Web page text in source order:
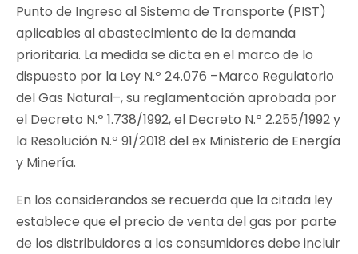
Punto de Ingreso al Sistema de Transporte (PIST)
aplicables al abastecimiento de la demanda
prioritaria. La medida se dicta en el marco de lo
dispuesto por la Ley N.º 24.076 –Marco Regulatorio
del Gas Natural–, su reglamentación aprobada por
el Decreto N.º 1.738/1992, el Decreto N.º 2.255/1992 y
la Resolución N.º 91/2018 del ex Ministerio de Energía
y Minería.
En los considerandos se recuerda que la citada ley
establece que el precio de venta del gas por parte
de los distribuidores a los consumidores debe incluir